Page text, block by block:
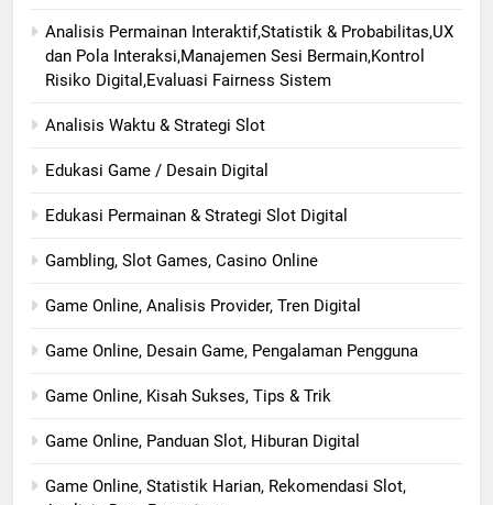
Analisis Permainan Interaktif,Statistik & Probabilitas,UX
dan Pola Interaksi,Manajemen Sesi Bermain,Kontrol
Risiko Digital,Evaluasi Fairness Sistem
Analisis Waktu & Strategi Slot
Edukasi Game / Desain Digital
Edukasi Permainan & Strategi Slot Digital
Gambling, Slot Games, Casino Online
Game Online, Analisis Provider, Tren Digital
Game Online, Desain Game, Pengalaman Pengguna
Game Online, Kisah Sukses, Tips & Trik
Game Online, Panduan Slot, Hiburan Digital
Game Online, Statistik Harian, Rekomendasi Slot,